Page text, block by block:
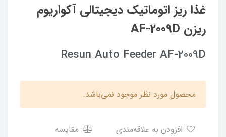
غذا ریز اتوماتیک دیجیتالی آکواریوم
ریزن AF-2009D
Resun Auto Feeder AF-2009D
محصول مورد نظر موجود نمی‌باشد.
مقایسه